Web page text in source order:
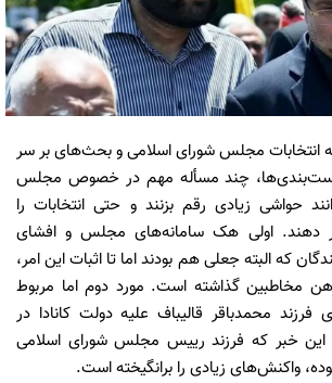
انتخابات مجلس شورای اسلامی و بحث‌های بر سر
چند مسأله مهم در خصوص مجلس
حواشی زیادی رقم بزنند و حتی انتخابات را
دهند. اولی هک سامانه‌های مجلس و افشای
که البته جعلی هم بودند اما تا اثبات این امر،
مخاطبین گذاشته است. مورد دوم اما مربوط
محمدباقر قالیباف علیه دولت کانادا در
این خبر که فرزند رییس مجلس شورای اسلامی
واکنش‌های زیادی را برانگیخته است.